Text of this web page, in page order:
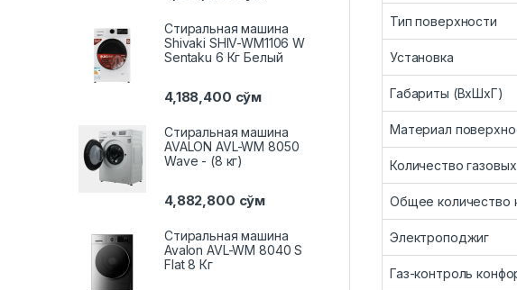
Тип поверхности
Установка
Габариты (ВхШхГ)
Материал
Количество
Общее количество
Электроподжиг
Газ-контроль
Стиральная машина
Shivaki SHIV-WM1106 W
Sentaku 6 Кг Белый
4,188,400 сўм
Стиральная машина
AVALON AVL-WM 8050
Wave - (8 кг)
4,882,800 сўм
Стиральная машина
Avalon AVL-WM 8040 S
Flat 8 Кг